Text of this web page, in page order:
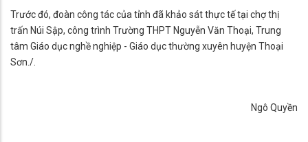
Trước đó, đoàn công tác của tỉnh đã khảo sát thực tế tại chợ thị
trấn Núi Sập, công trình Trường THPT Nguyễn Văn Thoại, Trung
tâm Giáo dục nghề nghiệp - Giáo dục thường xuyên huyện Thoại
Sơn./.
Ngô Quyền